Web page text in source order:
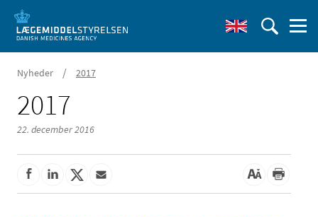
Nyheder / 2017
2017
22. december 2016